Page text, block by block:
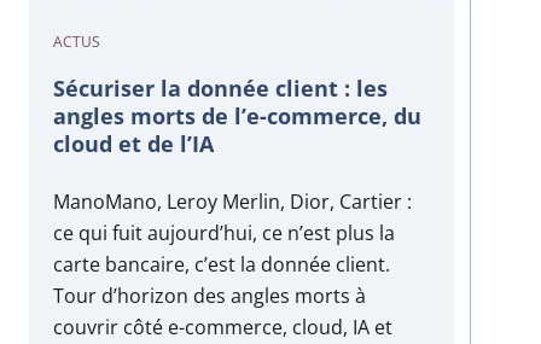
ACTUS
Sécuriser la donnée client : les
angles morts de l’e-commerce, du
cloud et de l’IA
ManoMano, Leroy Merlin, Dior, Cartier :
ce qui fuit aujourd’hui, ce n’est plus la
carte bancaire, c’est la donnée client.
Tour d’horizon des angles morts à
couvrir côté e-commerce, cloud, IA et